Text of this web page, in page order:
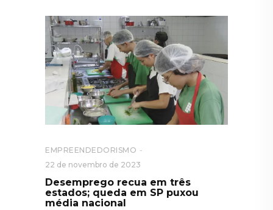
EMPREENDEDORISMO
22 de novembro de 2023
Desemprego recua em três
estados; queda em SP puxou
média nacional